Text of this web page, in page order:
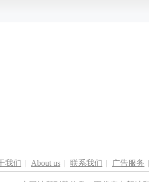
我们 | About us | 联系我们 | 广告服务 |